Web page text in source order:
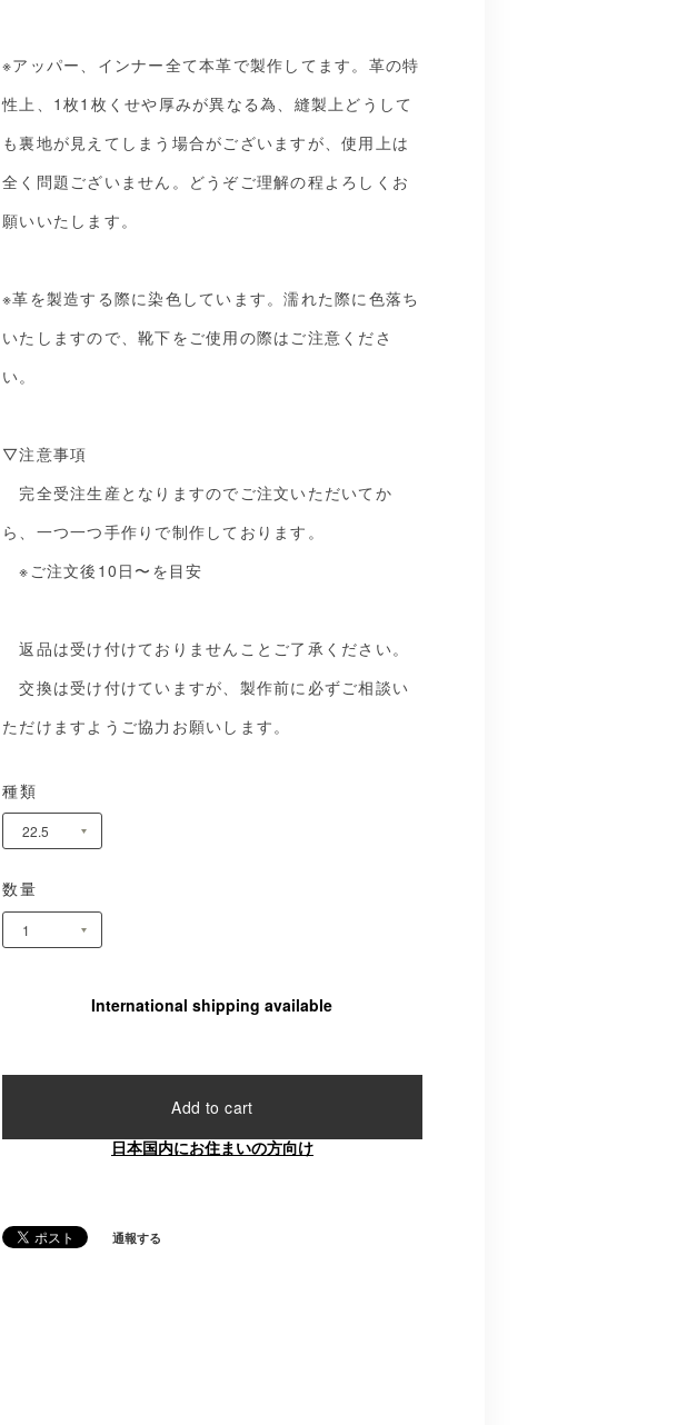
※アッパー、インナー全て本革で製作してます。革の特
性上、1枚1枚くせや厚みが異なる為、縫製上どうして
も裏地が見えてしまう場合がございますが、使用上は
全く問題ございません。どうぞご理解の程よろしくお
願いいたします。
※革を製造する際に染色しています。濡れた際に色落ち
いたしますので、靴下をご使用の際はご注意くださ
い。
▽注意事項
完全受注生産となりますのでご注文いただいてか
ら、一つ一つ手作りで制作しております。
※ご注文後10日〜を目安
返品は受け付けておりませんことご了承ください。
交換は受け付けていますが、製作前に必ずご相談い
ただけますようご協力お願いします。
種類
数量
International shipping available
Add to cart
日本国内にお住まいの方向け
通報する